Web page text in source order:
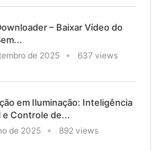
– Baixar Vídeo do
de 2025 637 views
em Iluminação: Inteligência
e Controle de...
de 2025 892 views